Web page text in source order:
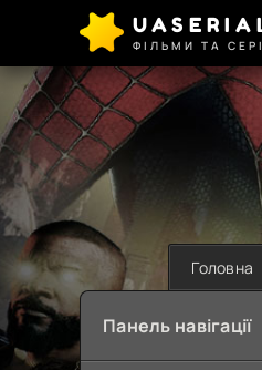
ФІЛЬМИ ТА
Головна
Панель навігації